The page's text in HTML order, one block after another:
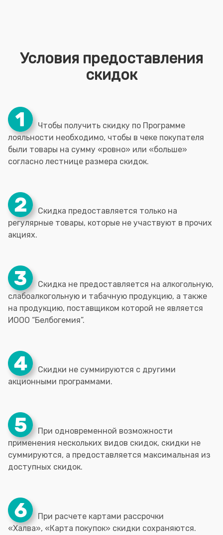
Условия предоставления
скидок
Чтобы получить скидку по Программе
лояльности необходимо, чтобы в чеке покупателя
были товары на сумму «ровно» или «больше»
согласно лестнице размера скидок.
Скидка предоставляется только на
регулярные товары, которые не участвуют в прочих
акциях.
Скидка не предоставляется на алкогольную,
слабоалкогольную и табачную продукцию, а также
на продукцию, поставщиком которой не является
ИООО “Белбогемия”.
Скидки не суммируются с другими
акционными программами.
При одновременной возможности
применения нескольких видов скидок, скидки не
суммируются, а предоставляется максимальная из
доступных скидок.
При расчете картами рассрочки
«Халва», «Карта покупок» скидки сохраняются.